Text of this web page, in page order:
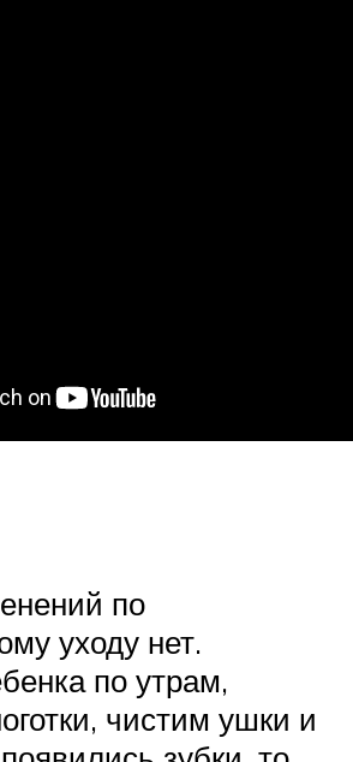
по
уходу нет.
по утрам,
чистим ушки и